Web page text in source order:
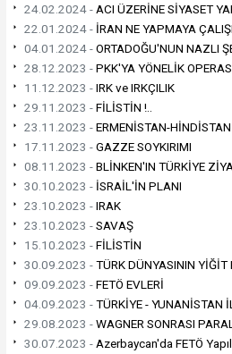
24.02.2024 - ACI ÜZERİNE SİYASET
22.01.2024 - İRAN NE YAPMAYA
04.01.2024 -ORTADOĞU'NUN NAZLI
28.12.2023 -PKK'YA YÖNELİK
11.12.2023 -IRK ve IRKÇILIK
29.11.2023 -FİLİSTİN !..
23.11.2023 -ERMENİSTAN-
17.11.2023 -GAZZE SOYKIRIMI
08.11.2023 -BLİNKEN'IN TÜRKİYE
30.10.2023 - İSRAİL'İN PLANI
23.10.2023 -IRAK
23.10.2023 -SAVAŞ
15.10.2023 -FİLİSTİN
30.09.2023 -TÜRK DÜNYASININ
09.09.2023 -FETÖ EVLERİ
04.09.2023 -TÜRKİYE - YUNANİSTAN
29.08.2023 -WAGNER SONRASI
30.07.2023 - Azerbaycan'da FETÖ